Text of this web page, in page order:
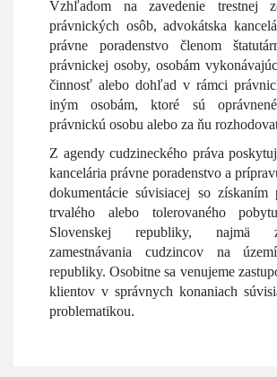
Vzhľadom na zavedenie trestnej
právnických osôb, advokátska
právne poradenstvo členom
právnickej osoby, osobám
činnosť alebo dohľad v rámci
iným osobám, ktoré sú
právnickú osobu alebo za ňu
Z agendy cudzineckého práva
kancelária právne poradenstvo a
dokumentácie súvisiacej so získaním
trvalého alebo tolerovaného
Slovenskej republiky, najmä
zamestnávania cudzincov na
republiky. Osobitne sa venujeme
klientov v správnych konaniach
problematikou.